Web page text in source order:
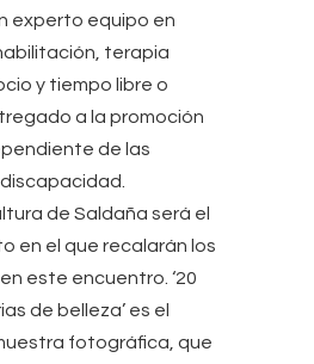
experto equipo en
terapia
y tiempo libre o
a la promoción
de las
de Saldaña será el
en el que recalarán los
este encuentro. ‘20
de belleza’ es el
fotográfica, que